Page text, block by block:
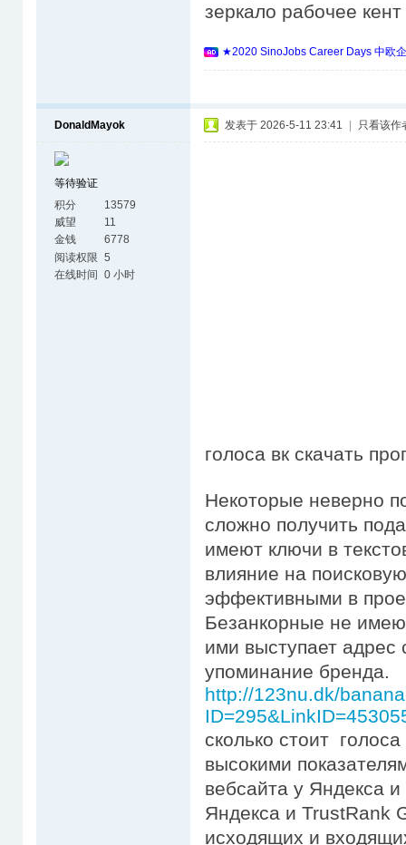
зеркало рабочее кент
★2020 SinoJobs Career Days 中欧
DonaldMayok
等待验证
积分
13579
威望
11
金钱
6778
阅读权限 5
在线时间 0 小时
发表于 2026-5-11 23:41 只看该作
голоса вк скачать
Некоторые неверно
сложно получить
имеют ключи в
влияние на
эффективными в
Безанкорные не
ими выступает адрес
упоминание бренда.
http://123nu.dk/
сколько стоит
высокими
вебсайта у Яндекса
Яндекса и TrustRank
исходящих и